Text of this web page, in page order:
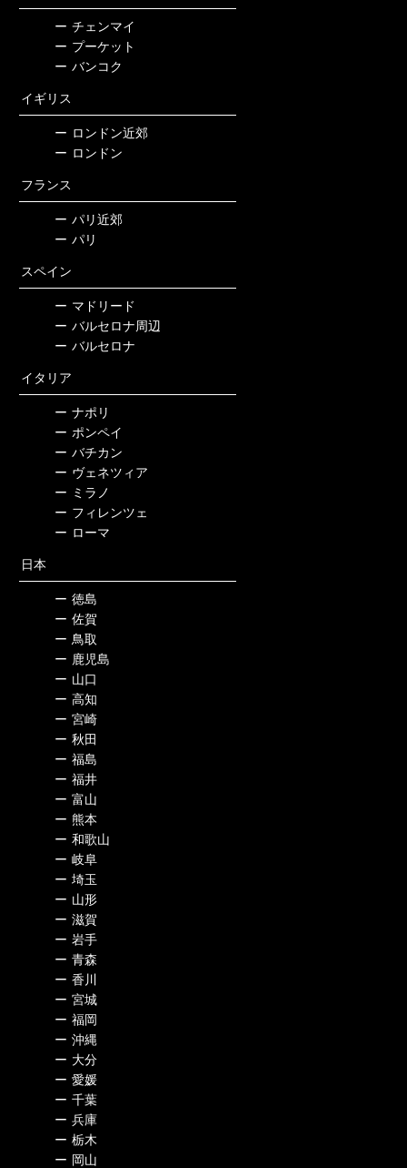
ー チェンマイ
ー プーケット
ー バンコク
イギリス
ー ロンドン近郊
ー ロンドン
フランス
ー パリ近郊
ー パリ
スペイン
ー マドリード
ー バルセロナ周辺
ー バルセロナ
イタリア
ー ナポリ
ー ポンペイ
ー バチカン
ー ヴェネツィア
ー ミラノ
ー フィレンツェ
ー ローマ
日本
ー 徳島
ー 佐賀
ー 鳥取
ー 鹿児島
ー 山口
ー 高知
ー 宮崎
ー 秋田
ー 福島
ー 福井
ー 富山
ー 熊本
ー 和歌山
ー 岐阜
ー 埼玉
ー 山形
ー 滋賀
ー 岩手
ー 青森
ー 香川
ー 宮城
ー 福岡
ー 沖縄
ー 大分
ー 愛媛
ー 千葉
ー 兵庫
ー 栃木
ー 岡山